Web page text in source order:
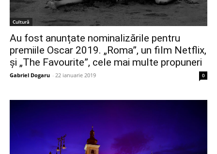
Cultură
Au fost anunțate nominalizările pentru
premiile Oscar 2019. „Roma”, un film Netflix,
și „The Favourite”, cele mai multe propuneri
Gabriel Dogaru - 22 ianuarie 2019 0